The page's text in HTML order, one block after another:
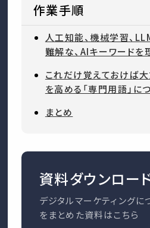
作業手順
人工知能、機械学習、
難解な、AIキーワードを
これだけ覚えておけば大
を高める「専門用語」に
まとめ
資料ダウンロー
デジタルマーケティングに
をまとめた資料はこちら